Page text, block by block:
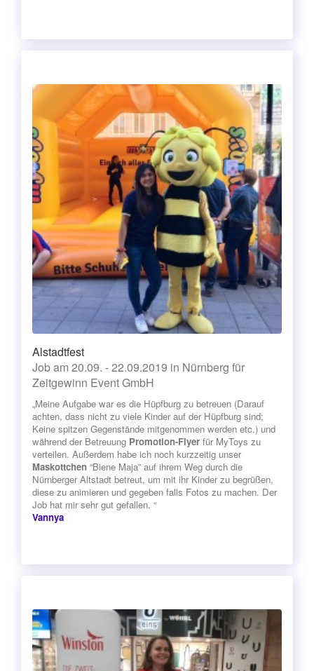
Alstadtfest
Job am 20.09. - 22.09.2019 in Nürnberg für
Zeitgewinn Event GmbH
„Meine Aufgabe war es die Hüpfburg zu betreuen (Darauf
achten, dass nicht zu viele Kinder auf der Hüpfburg sind;
Keine spitzen Gegenstände mitgenommen werden etc.) und
während der Betreuung Promotion-Flyer für MyToys zu
verteilen. Außerdem habe ich noch kurzzeitig unser
Maskottchen “Biene Maja” auf ihrem Weg durch die
Nürnberger Altstadt betreut, um mit ihr Kinder zu begrüßen,
diese zu animieren und gegeben falls Fotos zu machen. Der
Job hat mir sehr gut gefallen. “
Vannya